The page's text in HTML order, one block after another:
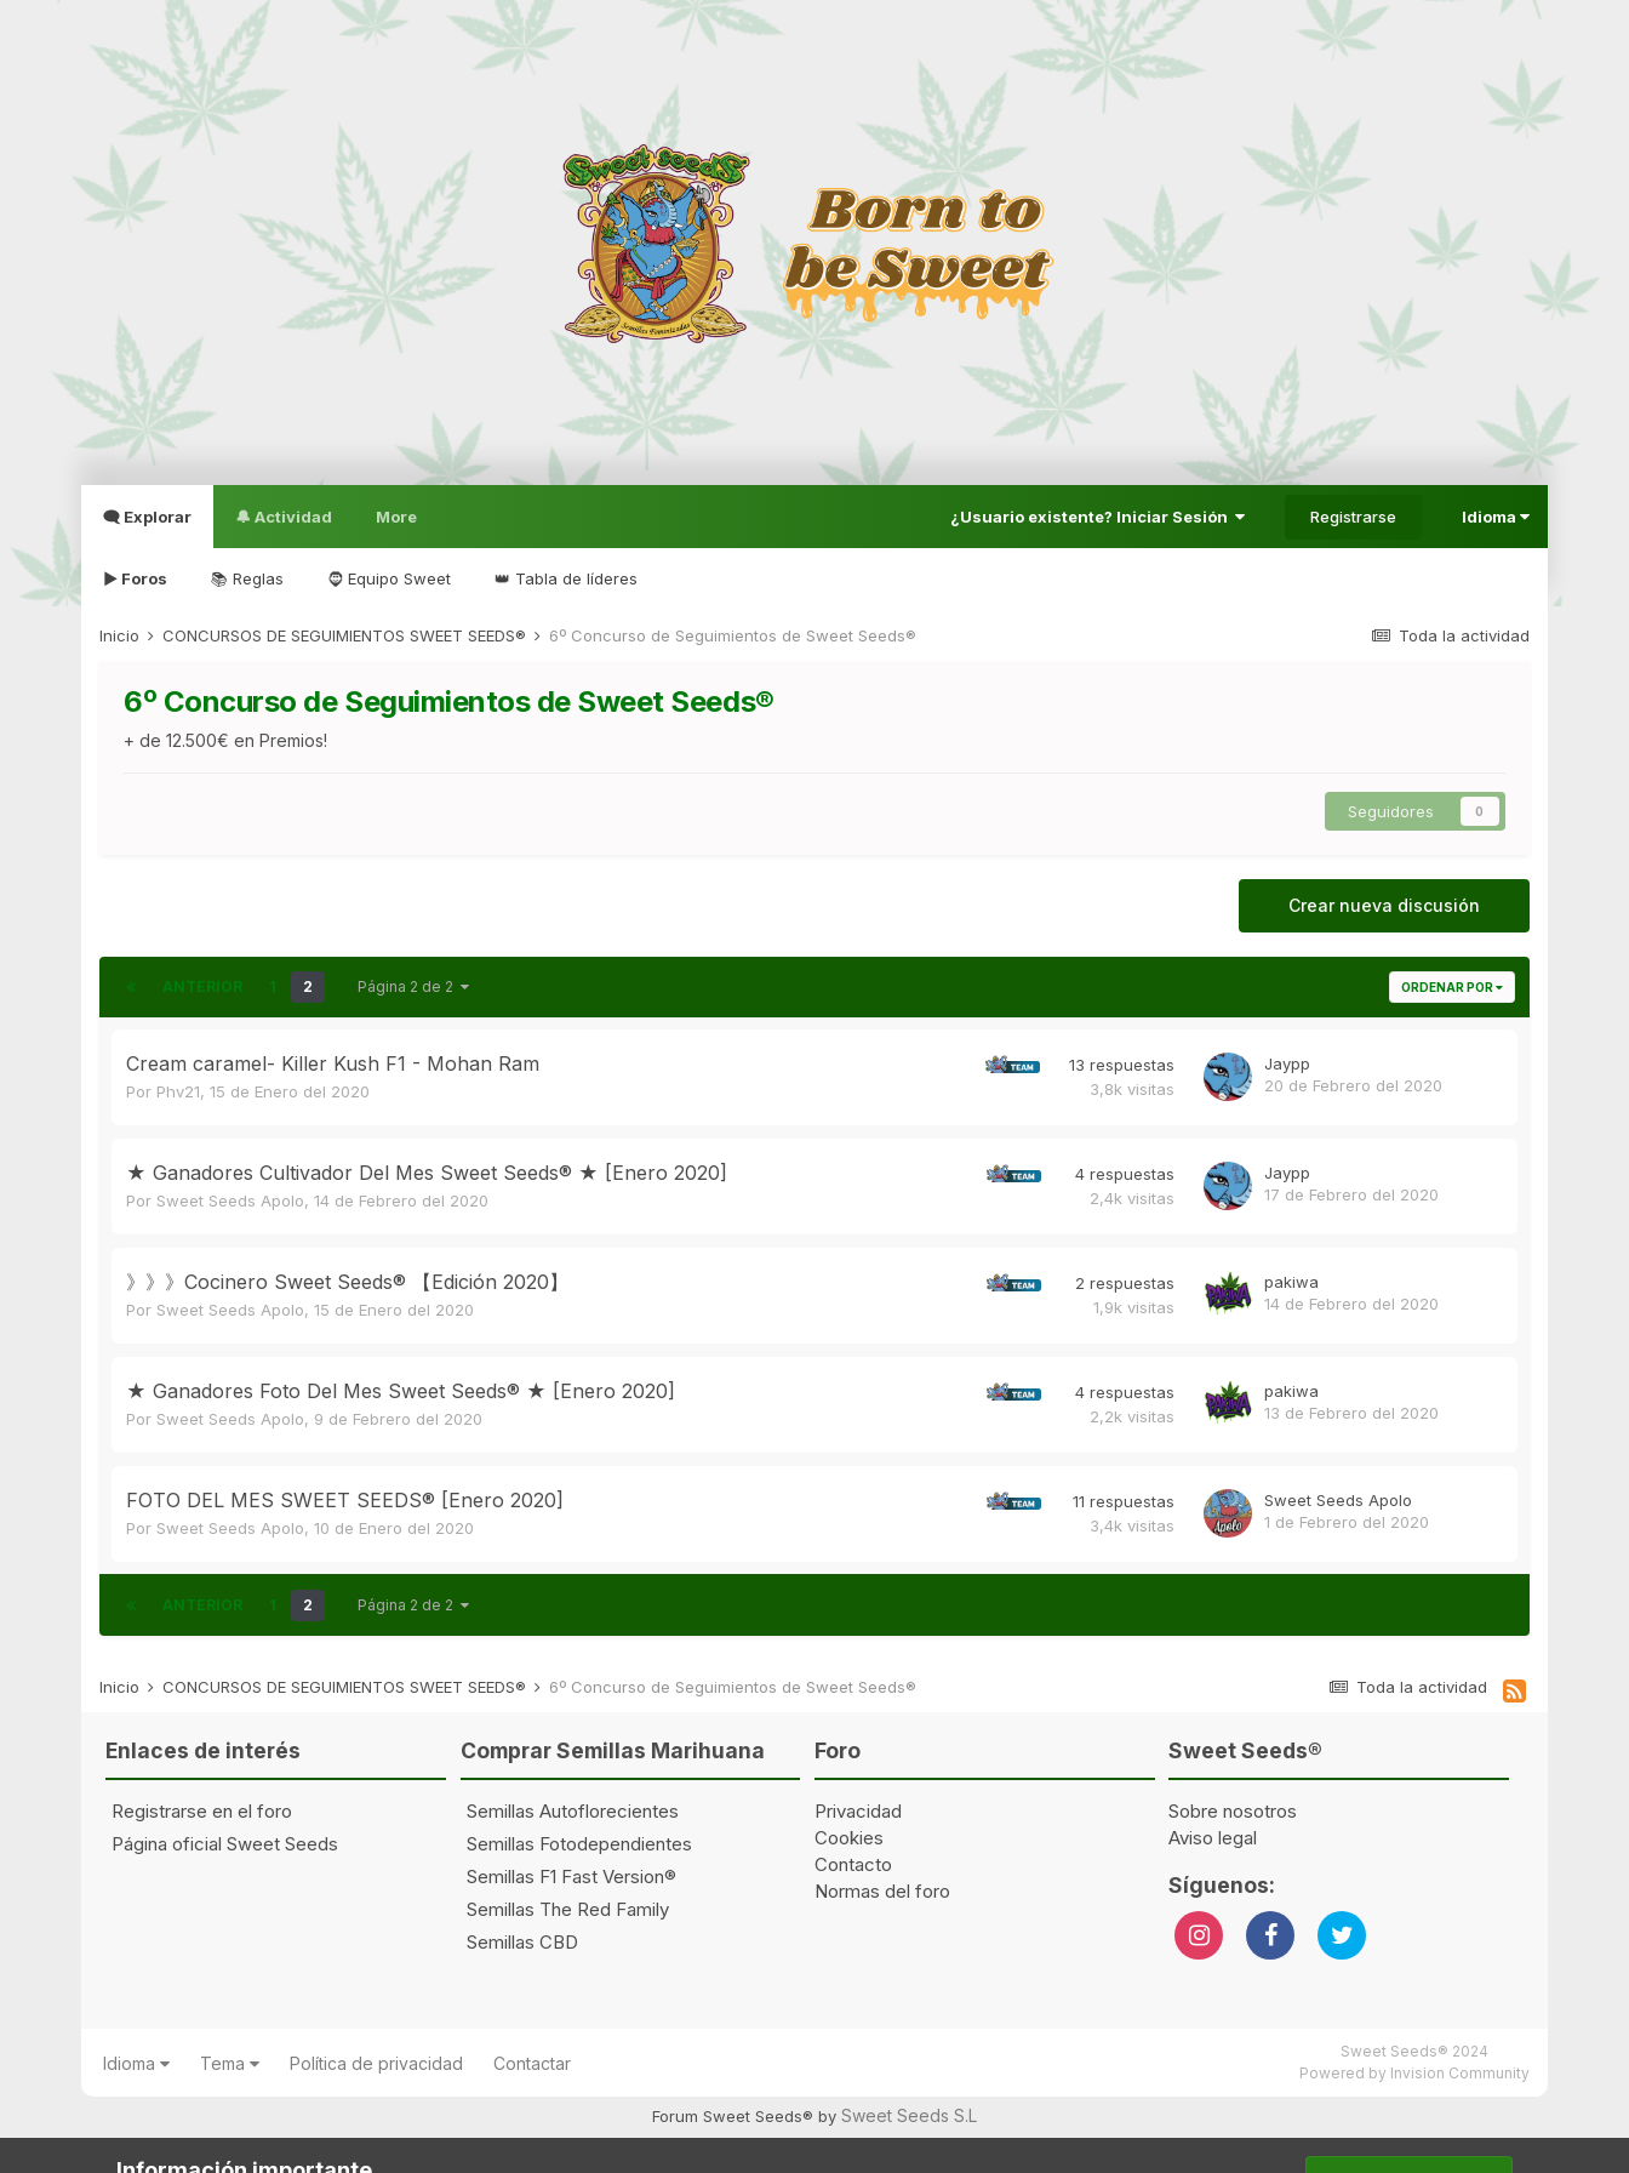
🗨 Explorar
▶ Foros 📚 Reglas 🧔 Equipo Sweet 👑 Tabla de líderes
🔔 Actividad More ¿Usuario existente? Iniciar Sesión Registrarse Idioma
Toda la actividad
Inicio CONCURSOS DE SEGUIMIENTOS SWEET SEEDS® 6º Concurso de Seguimientos de Sweet Seeds®
6º Concurso de Seguimientos de Sweet Seeds®
+ de 12.500€ en Premios!
Seguidores 0
Crear nueva discusión
ORDENAR POR
ANTERIOR 1 2 Página 2 de 2
Cream caramel- Killer Kush F1 - Mohan Ram
Por Phv21,15 de Enero del 2020
13 respuestas
3,8k visitas
Jaypp
20 de Febrero del 2020
★ Ganadores Cultivador Del Mes Sweet Seeds® ★ [Enero 2020]
Por Sweet Seeds Apolo,14 de Febrero del 2020
4 respuestas
2,4k visitas
Jaypp
17 de Febrero del 2020
》》》Cocinero Sweet Seeds® 【Edición 2020】
Por Sweet Seeds Apolo,15 de Enero del 2020
2 respuestas
1,9k visitas
pakiwa
14 de Febrero del 2020
★ Ganadores Foto Del Mes Sweet Seeds® ★ [Enero 2020]
Por Sweet Seeds Apolo, 9 de Febrero del 2020
4 respuestas
2,2k visitas
pakiwa
13 de Febrero del 2020
FOTO DEL MES SWEET SEEDS® [Enero 2020]
Por Sweet Seeds Apolo,10 de Enero del 2020
11 respuestas
3,4k visitas
Sweet Seeds Apolo
1 de Febrero del 2020
ANTERIOR 1 2 Página 2 de 2
Toda la actividad
Inicio CONCURSOS DE SEGUIMIENTOS SWEET SEEDS® 6º Concurso de Seguimientos de Sweet Seeds®
Enlaces de interés
Registrarse en el foro
Página oficial Sweet Seeds
Comprar Semillas Marihuana
Semillas Autoflorecientes
Semillas Fotodependientes
Semillas F1 Fast Version®
Semillas The Red Family
Semillas CBD
Foro
Privacidad
Cookies
Contacto
Normas del foro
Sweet Seeds®
Sobre nosotros
Aviso legal
Síguenos:
Idioma Tema Política de privacidad Contactar
Sweet Seeds® 2024
Powered by Invision Community
Forum Sweet Seeds® by Sweet Seeds S.L